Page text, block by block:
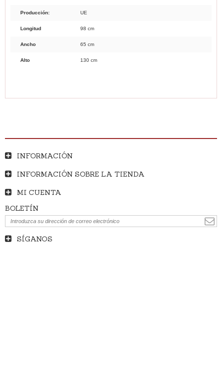
Producción: UE
Longitud 98 cm
Ancho 65 cm
Alto 130 cm
INFORMACIÓN
INFORMACIÓN SOBRE LA TIENDA
MI CUENTA
BOLETÍN
SÍGANOS